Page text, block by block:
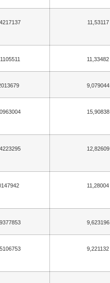
11,53117
11,33482
9,079044
15,90838
12,82609
11,28004
9,623196
9,221132